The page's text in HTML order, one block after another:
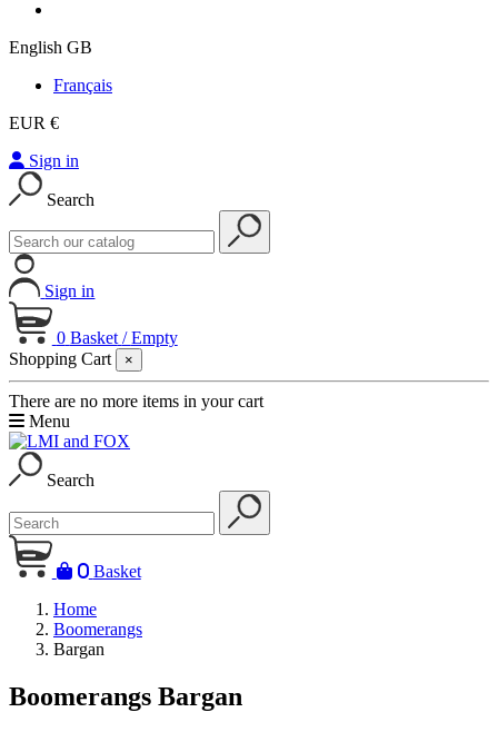
English GB
Français
EUR €
Sign in
Search
Sign in
0 Basket /Empty
Shopping Cart
×
There are no more items in your cart
Menu
Search
0 Basket
Home
Boomerangs
Bargan
Boomerangs Bargan